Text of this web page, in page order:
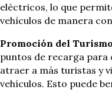
eléctricos, lo que
vehículos de manera
Promoción del
puntos de recarga para
atraer a más turistas y
vehículos. Esto puede